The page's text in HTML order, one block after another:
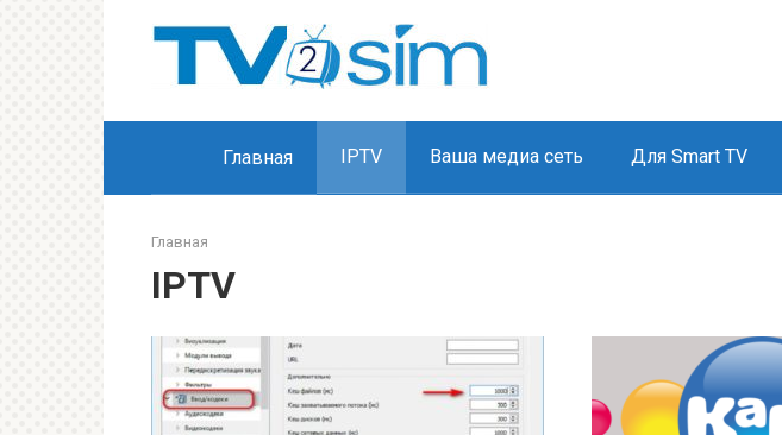
Главная IPTV Ваша медиа сеть Для Smart TV
Главная
IPTV